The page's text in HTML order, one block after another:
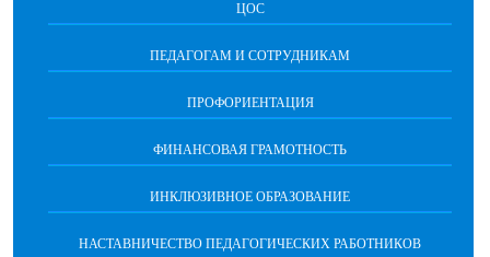
ЦОС
ПЕДАГОГАМ И СОТРУДНИКАМ
ПРОФОРИЕНТАЦИЯ
ФИНАНСОВАЯ ГРАМОТНОСТЬ
ИНКЛЮЗИВНОЕ ОБРАЗОВАНИЕ
НАСТАВНИЧЕСТВО ПЕДАГОГИЧЕСКИХ РАБОТНИКОВ